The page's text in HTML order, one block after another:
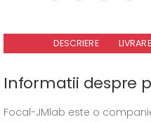
DESCRIERE
Informatii despre
Focal-JMlab este o